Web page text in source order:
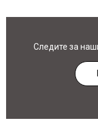
Следите за